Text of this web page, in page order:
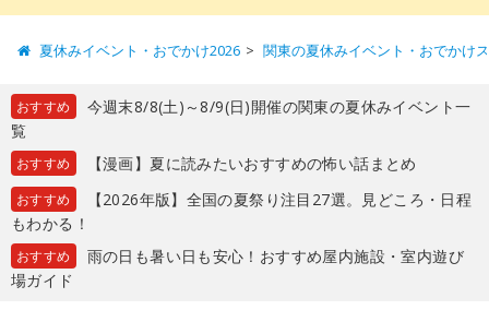
夏休みイベント・おでかけ2026 関東の夏休みイベント・おでかけ
おすすめ
今週末8/8(土)～8/9(日)開催の関東の夏休みイベント一
覧
おすすめ 【漫画】夏に読みたいおすすめの怖い話まとめ
おすすめ
【2026年版】全国の夏祭り注目27選。見どころ・日程
もわかる！
おすすめ
雨の日も暑い日も安心！おすすめ屋内施設・室内遊び
場ガイド